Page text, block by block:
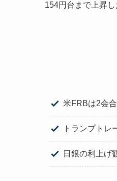
154円台まで上昇
米FRBは2会
トランプトレ
日銀の利上げ